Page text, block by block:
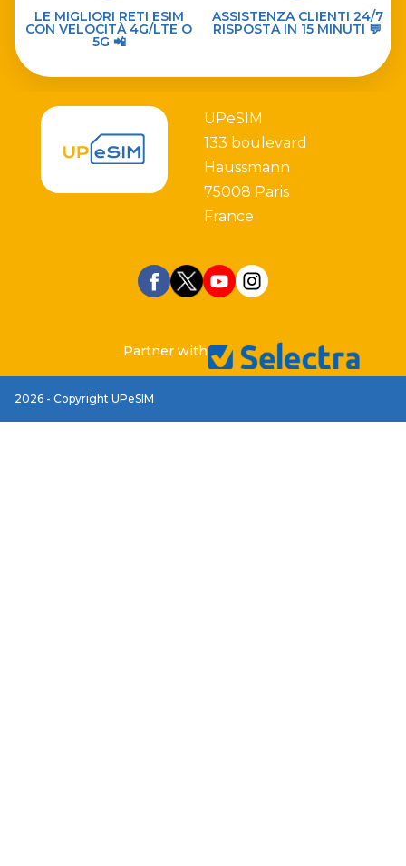
LE MIGLIORI RETI ESIM
CON VELOCITÀ 4G/LTE O
5G 📲
ASSISTENZA CLIENTI 24/7
RISPOSTA IN 15 MINUTI 💬
UPeSIM
133 boulevard
Haussmann
75008 Paris
France
Partner with
2026 - Copyright UPeSIM